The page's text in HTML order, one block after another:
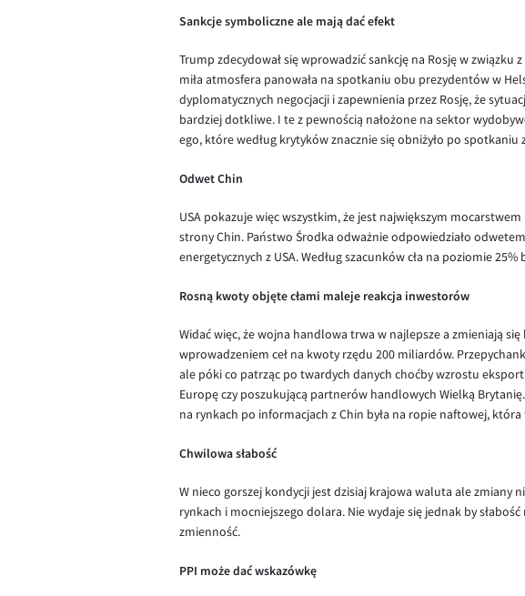
Sankcje symboliczne ale mają dać efekt
Trump zdecydował się wprowadzić sankcję na Rosję w
miła atmosfera panowała na spotkaniu obu prezydentów w
dyplomatycznych negocjacji i zapewnienia przez Rosję, że
bardziej dotkliwe. I te z pewnością nałożone na sektor
ego, które według krytyków znacznie się obniżyło po spotkaniu
Odwet Chin
USA pokazuje więc wszystkim, że jest największym
strony Chin. Państwo Środka odważnie odpowiedziało
energetycznych z USA. Według szacunków cła na poziomie
Rosną kwoty objęte cłami maleje reakcja inwestorów
Widać więc, że wojna handlowa trwa w najlepsze a zmieniają
wprowadzeniem ceł na kwoty rzędu 200 miliardów.
ale póki co patrząc po twardych danych choćby wzrostu
Europę czy poszukującą partnerów handlowych Wielką
na rynkach po informacjach z Chin była na ropie naftowej, która
Chwilowa słabość
W nieco gorszej kondycji jest dzisiaj krajowa waluta ale zmiany
rynkach i mocniejszego dolara. Nie wydaje się jednak by
zmienność.
PPI może dać wskazówkę